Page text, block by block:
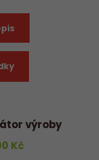
výroby
Kč